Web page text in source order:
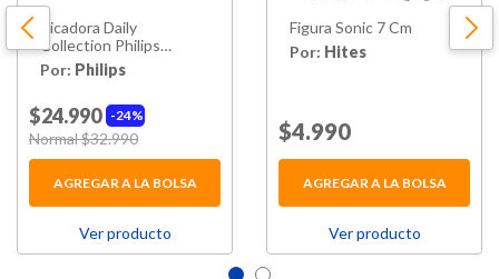
Picadora Daily
Collection Philips
Hr1393/00 450w
Por: Philips
24%
$24.990
Price reduced from
Normal $32.990
AGREGAR A LA BOLSA
Ver producto
Figura Sonic 7 Cm
Por: Hites
Price reduced from
$4.990
AGREGAR A LA BOLSA
Ver producto